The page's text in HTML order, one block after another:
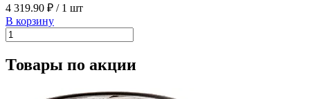
4 319.90 ₽ /1 шт
В корзину
Товары по акции